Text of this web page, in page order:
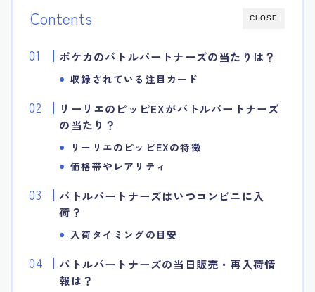
CLOSE
Contents
ポケカのバトルパートナーズの当たりは？
収録されている注目カード
リーリエのピッピEXがバトルパートナーズ
の当たり？
リーリエのピッピEXの特徴
価格帯やレアリティ
バトルパートナーズはいつコンビニに入
荷？
入荷タイミングの目安
バトルパートナーズの当日販売・再入荷情
報は？